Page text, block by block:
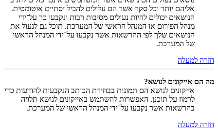
אליהם יותר וכל סקר אשר הם עלולים להכיל יסתיים אוטומטית.
הנושאים יכולים להיות נעולים מסיבות רבות ונקבעו כך על־ידי
מנהל הפורום או המנהל הראשי של המערכת. תוכל גם לנעול את
הנושאים שלך לפי ההרשאות אשר נקבעו על־ידי המנהל הראשי
של המערכת.
חזרה למעלה
מה הם אייקונים לנושא?
אייקונים לנושא הם תמונות בבחירת הכותב הנקבעות להודעות כדי
לרמוז על תוכנן. האפשרות להשתמש באייקונים לנושא תלויה
בהרשאות אשר נקבעו על־ידי המנהל הראשי של המערכת.
חזרה למעלה